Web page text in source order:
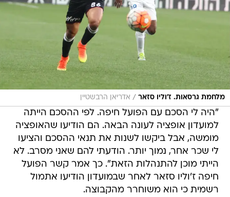
מלחמת גרסאות. ז'וליו סזאר / אדריאן הרבשטיין
"היה לי הסכם עם הפועל חיפה. לפי ההסכם הייתה
למועדון אופציה לעונה הבאה. הם הודיעו שהאופציה
מומשה, אבל ביקשו לשנות את תנאי ההסכם והציעו
לי שכר אחר, נמוך יותר. הודעתי להם שאני מסרב. לא
הייתי מוכן להתנהלות הזאת". כך אמר קשר הפועל
חיפה ז'וליו סזאר לאחר שבמועדון הודיעו אתמול
רשמית כי הוא משוחרר מהקבוצה.